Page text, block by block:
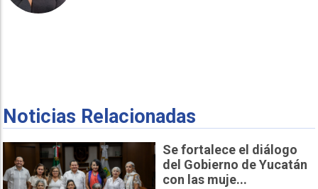
Noticias Relacionadas
Se fortalece el diálogo
del Gobierno de Yucatán
con las muje...